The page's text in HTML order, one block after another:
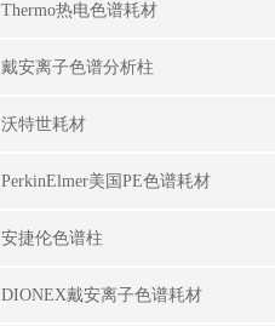
Thermo热电色谱耗材
戴安离子色谱分析柱
沃特世耗材
PerkinElmer美国PE色谱耗材
安捷伦色谱柱
DIONEX戴安离子色谱耗材